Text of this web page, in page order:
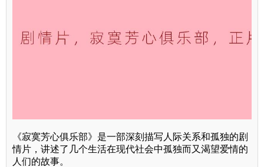
《寂寞芳心俱乐部》是一部深刻描写人际关系和孤独的剧
情片，讲述了几个生活在现代社会中孤独而又渴望爱情的
人们的故事。